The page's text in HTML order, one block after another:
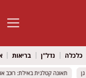
פתח
כלכלה נדל"ן בריאות
תאונה קטלנית באילת: רוכב
תאונה קטלנית באילת: רוכב